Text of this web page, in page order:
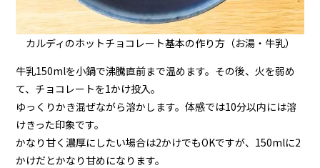
カルディのホットチョコレート基本の作り方（お湯・牛乳）
牛乳150mlを小鍋で沸騰直前まで温めます。その後、火を弱め
て、チョコレートを1かけ投入。
ゆっくりかき混ぜながら溶かします。体感では10分以内には溶
けきった印象です。
かなり甘く濃厚にしたい場合は2かけでもOKですが、150mlに2
かけだとかなり甘めになります。